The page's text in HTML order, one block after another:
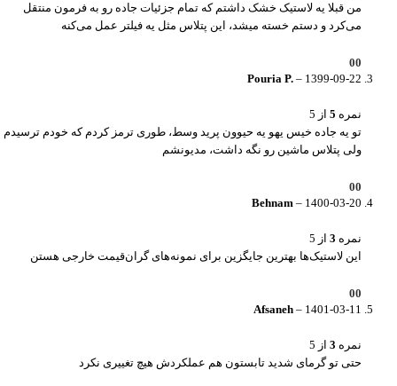
من قبلا یه لاستیک خشک داشتم که تمام جزئیات جاده رو به فرمون منتقل
می‌کرد و دستم خسته میشد، این پتلاس مثل یه فیلتر عمل می‌کنه
0
0
Pouria P. – 1399-09-22
نمره 5 از 5
تو یه جاده خیس یهو یه حیوون پرید وسط، طوری ترمز کردم که خودم ترسیدم
ولی پتلاس ماشین رو نگه داشت، مدیونشم
0
0
Behnam – 1400-03-20
نمره 3 از 5
این لاستیک‌ها بهترین جایگزین برای نمونه‌های گران‌قیمت خارجی هستن
0
0
Afsaneh – 1401-03-11
نمره 3 از 5
حتی تو گرمای شدید تابستون هم عملکردش هیچ تغییری نکرد